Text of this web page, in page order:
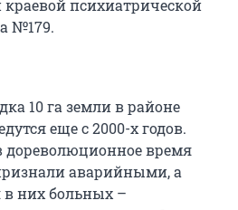
психиатрической
№179.
10 га земли в районе
еще с 2000-х годов.
дореволюционное время
аварийными, а
в них больных –